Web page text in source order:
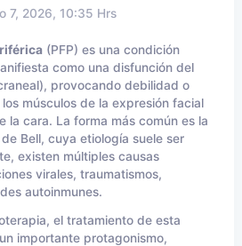
7, 2026, 10:35 Hrs
(PFP) es una condición
como una disfunción del
provocando debilidad o
músculos de la expresión facial
la cara. La forma más común es la
Bell, cuya etiología suele ser
existen múltiples causas
virales, traumatismos,
autoinmunes.
el tratamiento de esta
importante protagonismo,